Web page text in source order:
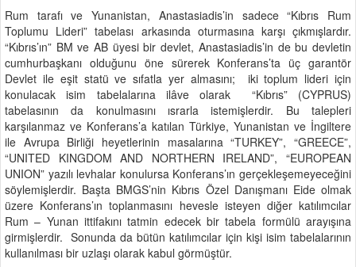
Rum tarafı ve Yunanistan, Anastasiadis’in sadece “Kıbrıs Rum
Toplumu Lideri” tabelası arkasında oturmasına karşı çıkmışlardır.
“Kıbrıs’ın” BM ve AB üyesi bir devlet, Anastasiadis’in de bu devletin
cumhurbaşkanı olduğunu öne sürerek Konferans’ta üç garantör
Devlet ile eşit statü ve sıfatla yer almasını; iki toplum lideri için
konulacak isim tabelalarına ilâve olarak “Kıbrıs” (CYPRUS)
tabelasının da konulmasını ısrarla istemişlerdir. Bu talepleri
karşılanmaz ve Konferans’a katılan Türkiye, Yunanistan ve İngiltere
ile Avrupa Birliği heyetlerinin masalarına “TURKEY”, “GREECE”,
“UNITED KINGDOM AND NORTHERN IRELAND”, “EUROPEAN
UNION” yazılı levhalar konulursa Konferans’ın gerçekleşemeyeceğini
söylemişlerdir. Başta BMGS’nin Kıbrıs Özel Danışmanı Eide olmak
üzere Konferans’ın toplanmasını hevesle isteyen diğer katılımcılar
Rum – Yunan ittifakını tatmin edecek bir tabela formülü arayışına
girmişlerdir. Sonunda da bütün katılımcılar için kişi isim tabelalarının
kullanılması bir uzlaşı olarak kabul görmüştür.